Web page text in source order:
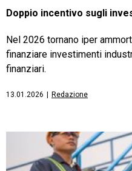
Doppio incentivo sugli
Nel 2026 tornano iper
finanziare investimenti
finanziari.
13.01.2026 Redazione